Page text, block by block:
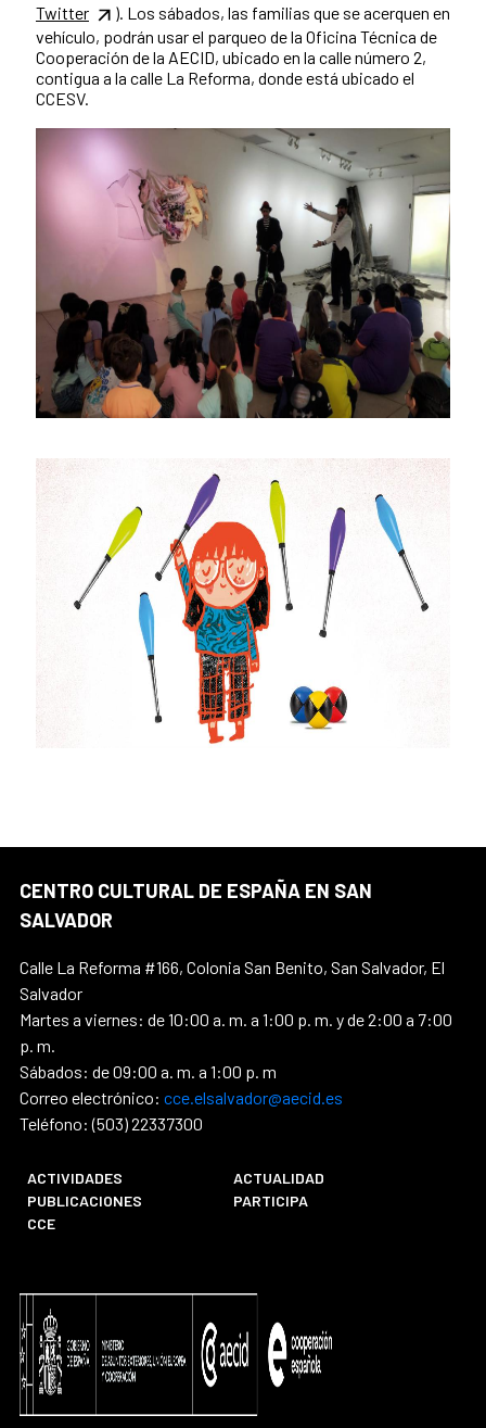
Twitter
). Los sábados, las familias que se acerquen en
vehículo, podrán usar el parqueo de la Oficina Técnica de
Cooperación de la AECID, ubicado en la calle número 2,
contigua a la calle La Reforma, donde está ubicado el
CCESV.
CENTRO CULTURAL DE ESPAÑA EN SAN
SALVADOR
Calle La Reforma #166, Colonia San Benito, San Salvador, El
Salvador
Martes a viernes: de 10:00 a. m. a 1:00 p. m. y de 2:00 a 7:00
p. m.
Sábados: de 09:00 a. m. a 1:00 p. m
Correo electrónico: cce.elsalvador@aecid.es
Teléfono: (503) 22337300
ACTIVIDADES
ACTUALIDAD
PUBLICACIONES
PARTICIPA
CCE